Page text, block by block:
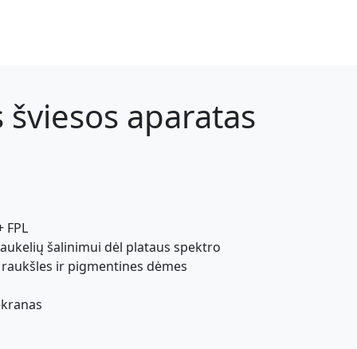
aparatas
FPL
šalinimui dėl plataus spektro
ir pigmentines dėmes